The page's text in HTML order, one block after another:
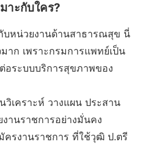
าะกับใคร?
บหน่วยงานด้านสาธารณสุข นี่
ก เพราะกรมการแพทย์เป็น
ระบบบริการสุขภาพของ
เคราะห์ วางแผน ประสาน
านราชการอย่างมั่นคง
รงานราชการ ที่ใช้วุฒิ ป.ตรี